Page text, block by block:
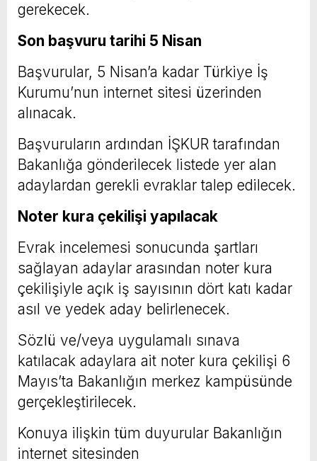
gerekecek.
Son başvuru tarihi 5 Nisan
Başvurular, 5 Nisan’a kadar Türkiye İş
Kurumu’nun internet sitesi üzerinden
alınacak.
Başvuruların ardından İŞKUR tarafından
Bakanlığa gönderilecek listede yer alan
adaylardan gerekli evraklar talep edilecek.
Noter kura çekilişi yapılacak
Evrak incelemesi sonucunda şartları
sağlayan adaylar arasından noter kura
çekilişiyle açık iş sayısının dört katı kadar
asıl ve yedek aday belirlenecek.
Sözlü ve/veya uygulamalı sınava
katılacak adaylara ait noter kura çekilişi 6
Mayıs’ta Bakanlığın merkez kampüsünde
gerçekleştirilecek.
Konuya ilişkin tüm duyurular Bakanlığın
internet sitesinden